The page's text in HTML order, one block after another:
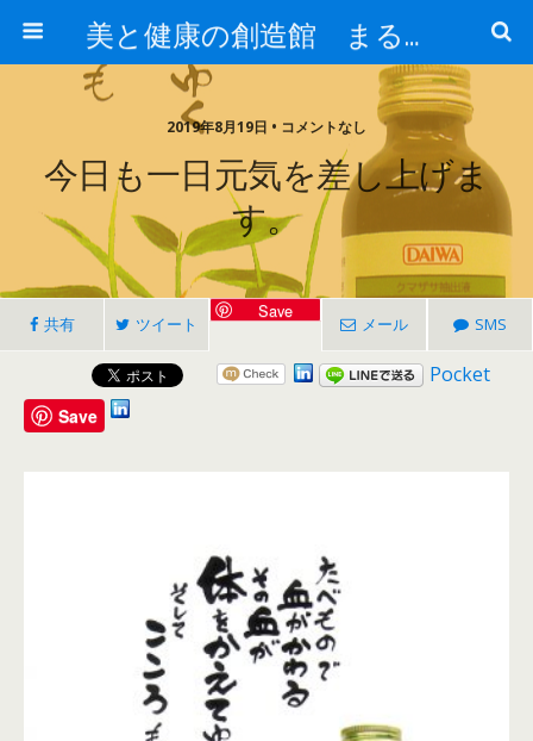
美と健康の創造館 まるとみ薬品 ぐんまの薬屋 芳さんのブログ
2019年8月19日 • コメントなし
今日も一日元気を差し上げま
す。
共有 ツイート
Save
メール SMS
Pocket
Save